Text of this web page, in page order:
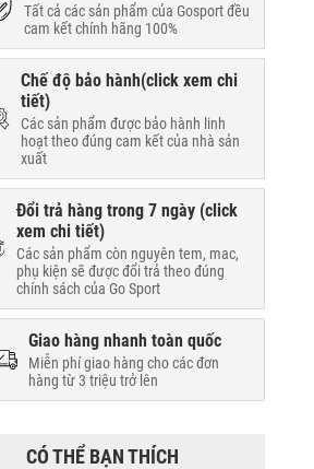
Tất cả các sản phẩm của Gosport đều
cam kết chính hãng 100%
Chế độ bảo hành(click xem chi
tiết)
Các sản phẩm được bảo hành linh
hoạt theo đúng cam kết của nhà sản
xuất
Đổi trả hàng trong 7 ngày (click
xem chi tiết)
Các sản phẩm còn nguyên tem, mac,
phụ kiện sẽ được đổi trả theo đúng
chính sách của Go Sport
Giao hàng nhanh toàn quốc
Miễn phí giao hàng cho các đơn
hàng từ 3 triệu trở lên
CÓ THỂ BẠN THÍCH